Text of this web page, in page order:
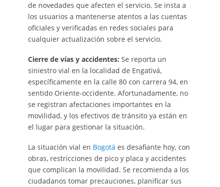
de novedades que afecten el servicio. Se insta a
los usuarios a mantenerse atentos a las cuentas
oficiales y verificadas en redes sociales para
cualquier actualización sobre el servicio.
Cierre de vías y accidentes: Se reporta un
siniestro vial en la localidad de Engativá,
específicamente en la calle 80 con carrera 94, en
sentido Oriente-occidente. Afortunadamente, no
se registran afectaciones importantes en la
movilidad, y los efectivos de tránsito ya están en
el lugar para gestionar la situación.
La situación vial en Bogotá es desafiante hoy, con
obras, restricciones de pico y placa y accidentes
que complican la movilidad. Se recomienda a los
ciudadanos tomar precauciones, planificar sus